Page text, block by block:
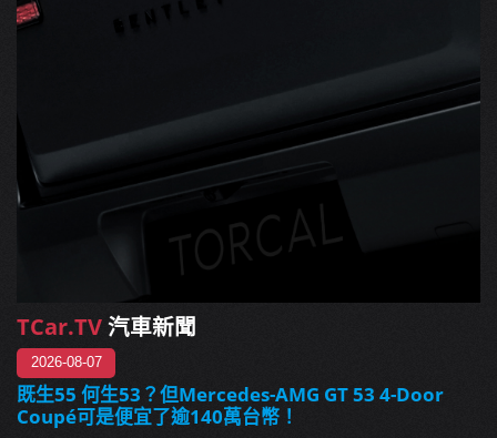
TCar.TV汽車新聞
2026-08-07
既生55 何生53？但Mercedes-AMG GT 53 4-Door
Coupé可是便宜了逾140萬台幣！